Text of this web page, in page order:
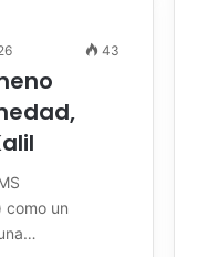
43
como un